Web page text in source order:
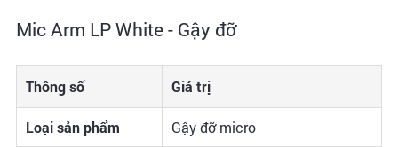
Mic Arm LP White - Gậy đỡ
Thông số Giá trị
Loại sản phẩm Gậy đỡ micro